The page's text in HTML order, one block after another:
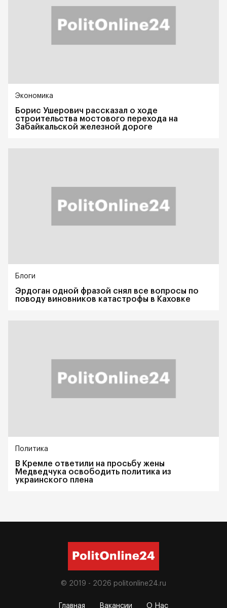
Экономика
Борис Ушерович рассказал о ходе
строительства мостового перехода на
Забайкальской железной дороге
Блоги
Эрдоган одной фразой снял все вопросы по
поводу виновников катастрофы в Каховке
Политика
В Кремле ответили на просьбу жены
Медведчука освободить политика из
украинского плена
© 2019 - 2026 politonline24.ru
Главная Вакансии О Нас